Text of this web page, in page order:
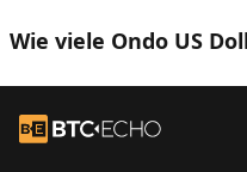
Wie viele Ondo US
Zur Startseite